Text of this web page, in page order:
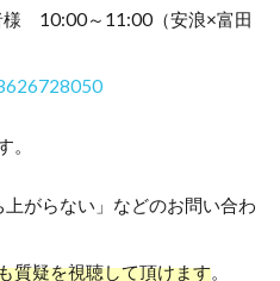
様 10:00～11:00（安浪×富田
。
がらない」などのお問い合わ
質疑を視聴して頂けます。